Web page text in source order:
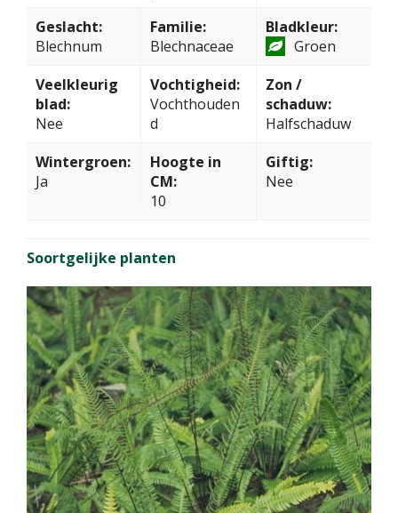
Geslacht:
Blechnum
Familie:
Blechnaceae
Bladkleur:
Groen
Veelkleurig
blad:
Nee
Vochtigheid:
Vochthouden
d
Zon /
schaduw:
Halfschaduw
Wintergroen:
Ja
Hoogte in
CM:
10
Giftig:
Nee
Soortgelijke planten